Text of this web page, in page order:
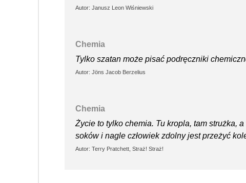
Autor: Janusz Leon Wiśniewski
Chemia
Tylko szatan może pisać podręczniki
Autor: Jöns Jacob Berzelius
Chemia
Życie to tylko chemia. Tu kropla, tam strużka,
soków i nagle człowiek zdolny jest przeżyć
Autor: Terry Pratchett, Straż! Straż!